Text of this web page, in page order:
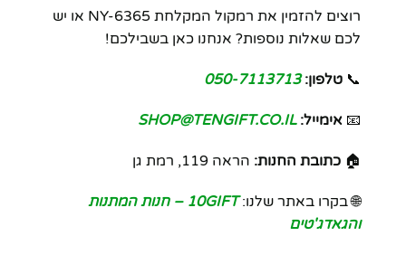
רוצים להזמין את רמקול המקלחת NY-6365 או יש
לכם שאלות נוספות? אנחנו כאן בשבילכם!
📞 טלפון: 050-7113713
📧 אימייל: SHOP@TENGIFT.CO.IL
🏠 כתובת החנות: הראה 119, רמת גן
🌐 בקרו באתר שלנו:
10GIFT – חנות המתנות
והגאדג'טים